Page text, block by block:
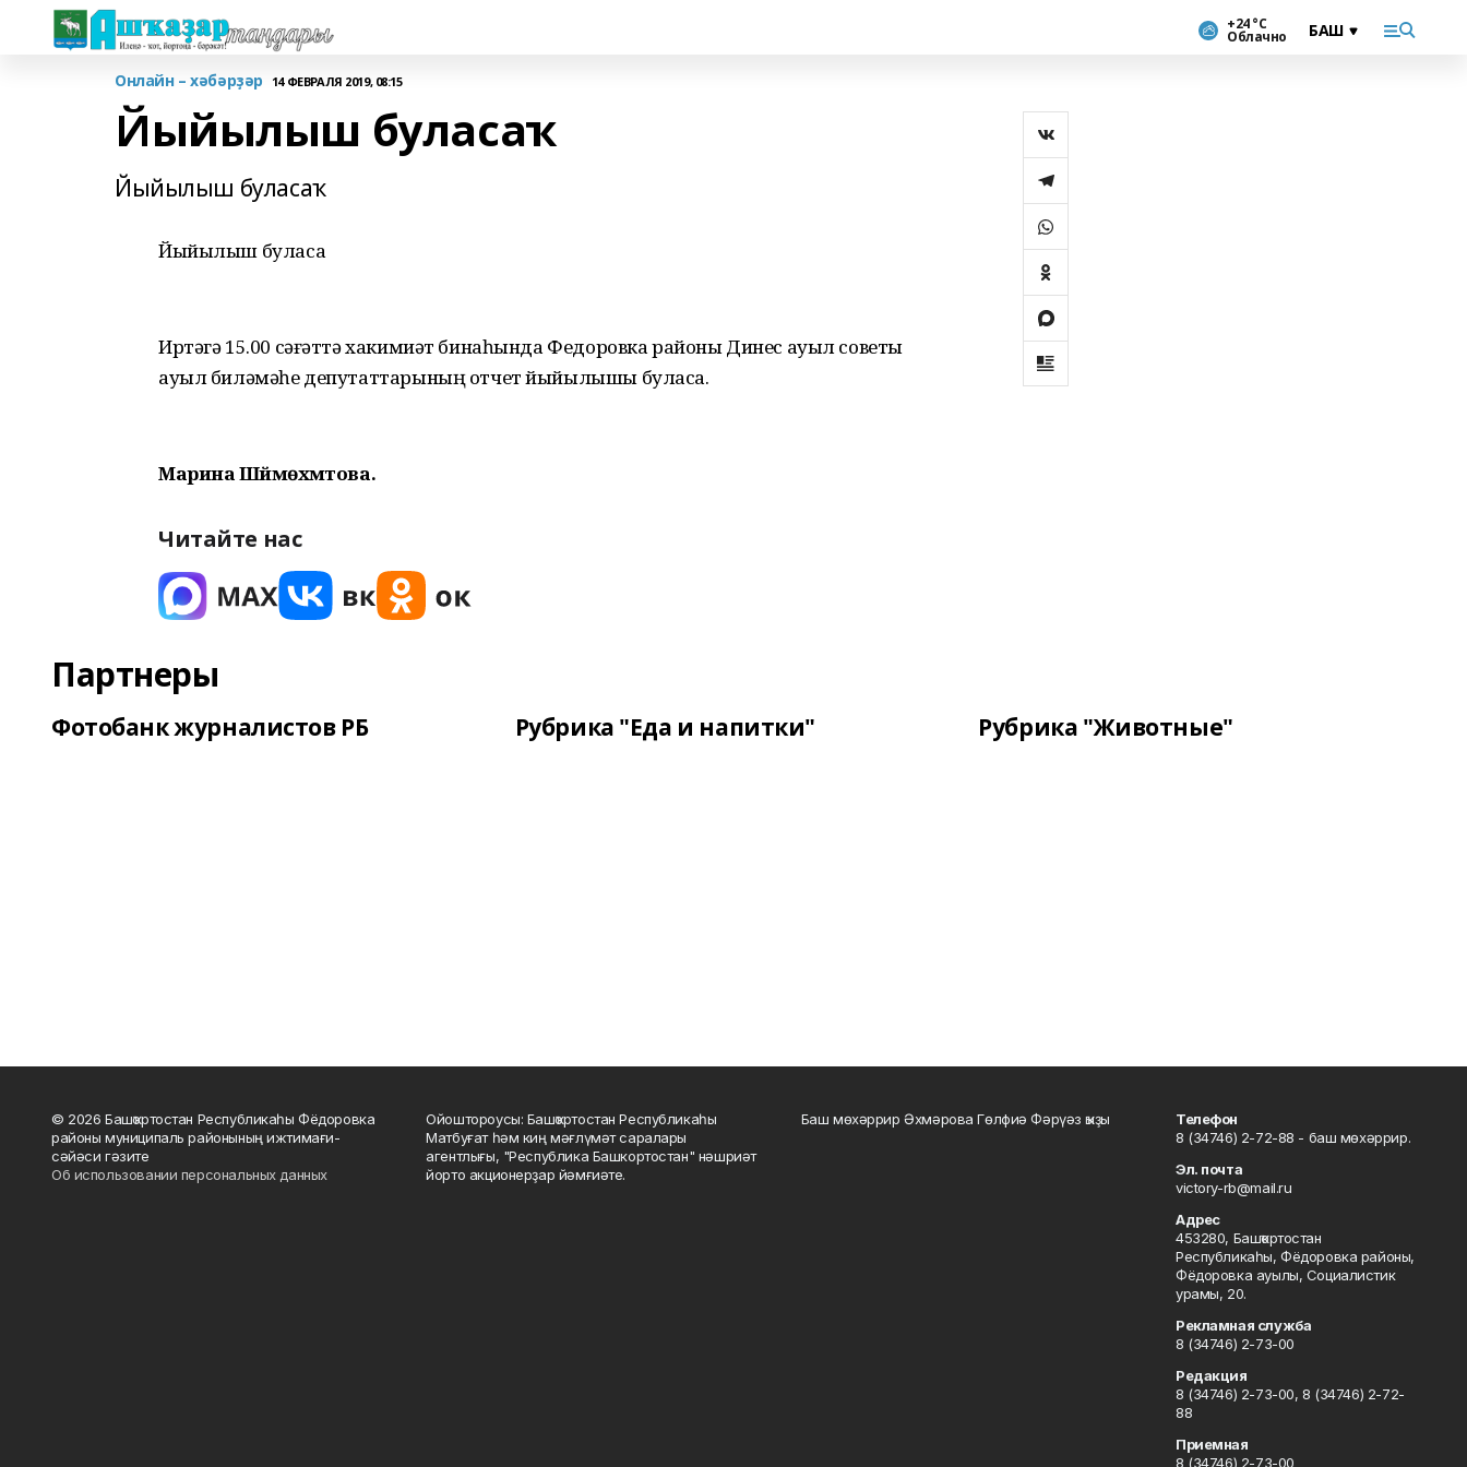
+24 °С
Облачно
Онлайн – хәбәрҙәр 14 ФЕВРАЛЯ 2019, 08:15
Йыйылыш буласаҡ
Йыйылыш буласаҡ
Йыйылыш буласаҡ
Иртәгә 15.00 сәғәттә хакимиәт бинаһында Федоровка районы Динес ауыл советы
ауыл биләмәһе депутаттарының отчет йыйылышы буласаҡ.
Марина Шәймөхәмәтова.
Читайте нас
Партнеры
Фотобанк журналистов РБ Рубрика "Еда и напитки" Рубрика "Животные"
© 2026 Башҡортостан Республикаһы Фёдоровка
районы муниципаль районының ижтимағи-
сәйәси гәзите
Об использовании персональных данных
Ойоштороусы: Башҡортостан Республикаһы
Матбуғат һәм киң мәғлүмәт саралары
агентлығы, "Республика Башкортостан" нәшриәт
йорто акционерҙар йәмғиәте.
Баш мөхәррир Әхмәрова Гөлфиә Фәрүәз ҡыҙы
Телефон
8 (34746) 2-72-88 - баш мөхәррир.
Эл. почта
victory-rb@mail.ru
Адрес
453280, Башҡортостан
Республикаһы, Фёдоровка районы,
Фёдоровка ауылы, Социалистик
урамы, 20.
Рекламная служба
8 (34746) 2-73-00
Редакция
8 (34746) 2-73-00, 8 (34746) 2-72-
88
Приемная
8 (34746) 2-73-00